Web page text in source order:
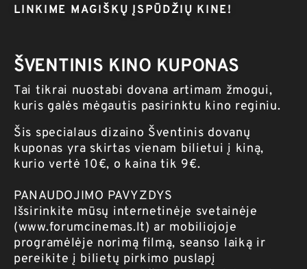
LINKIME MAGIŠKŲ ĮSPŪDŽIŲ KINE!
ŠVENTINIS KINO KUPONAS
Tai tikrai nuostabi dovana artimam žmogui,
kuris galės mėgautis pasirinktu kino reginiu.
Šis specialaus dizaino Šventinis dovanų
kuponas yra skirtas vienam bilietui į kiną,
kurio vertė 10€, o kaina tik 9€.
PANAUDOJIMO PAVYZDYS
Išsirinkite mūsų internetinėje svetainėje
(www.forumcinemas.lt) ar mobiliojoje
programėlėje norimą filmą, seanso laiką ir
pereikite į bilietų pirkimo puslapį